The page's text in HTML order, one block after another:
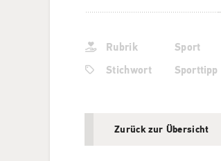
Rubrik
Sport
Stichwort
Sporttipp
Zurück zur Übersicht